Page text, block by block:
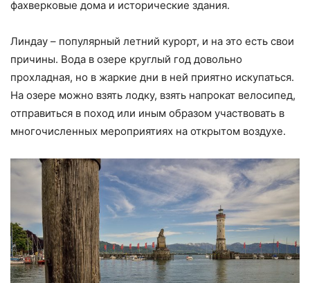
фахверковые дома и исторические здания.
Линдау – популярный летний курорт, и на это есть свои
причины. Вода в озере круглый год довольно
прохладная, но в жаркие дни в ней приятно искупаться.
На озере можно взять лодку, взять напрокат велосипед,
отправиться в поход или иным образом участвовать в
многочисленных мероприятиях на открытом воздухе.